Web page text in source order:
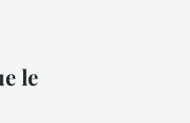
le